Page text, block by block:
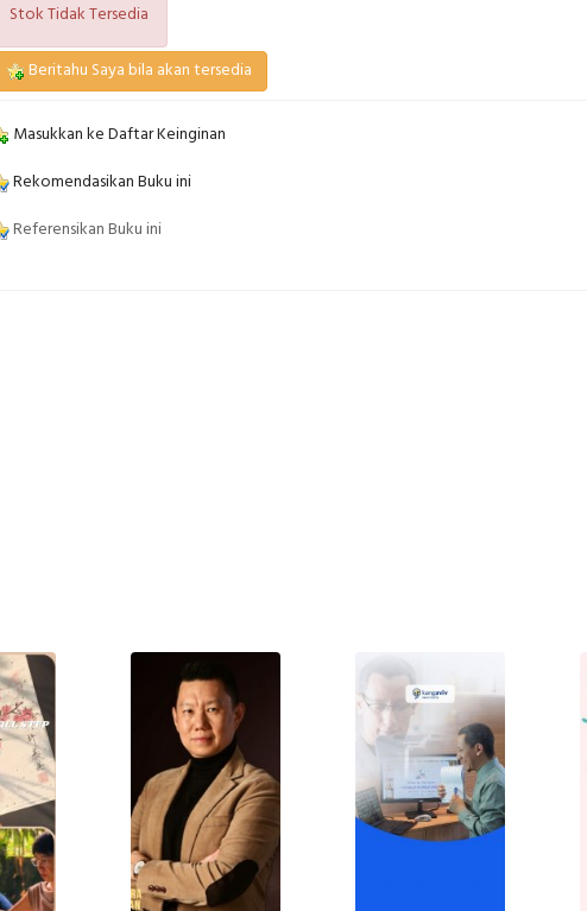
Stok Tidak Tersedia
Beritahu Saya bila akan tersedia
Masukkan ke Daftar Keinginan
Rekomendasikan Buku ini
Referensikan Buku ini